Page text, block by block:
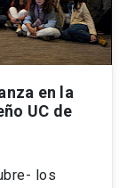
en la
UC de
los